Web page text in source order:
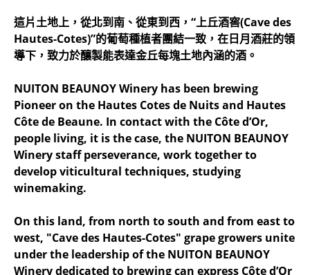
這片土地上，從北到南、從東到西，“上丘酒窖(Cave des
Hautes-Cotes)”的葡萄種植者團結一致，在日月酒莊的領
導下，致力於釀製能表達金丘每塊土地內涵的酒。
NUITON BEAUNOY Winery has been brewing
Pioneer on the Hautes Cotes de Nuits and Hautes
Côte de Beaune. In contact with the Côte d’Or,
people living, it is the case, the NUITON BEAUNOY
Winery staff perseverance, work together to
develop viticultural techniques, studying
winemaking.
On this land, from north to south and from east to
west, "Cave des Hautes-Cotes" grape growers unite
under the leadership of the NUITON BEAUNOY
Winery dedicated to brewing can express Côte d’Or